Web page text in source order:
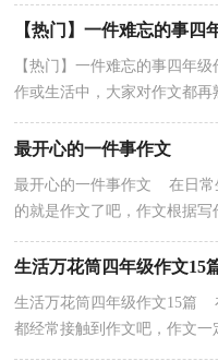
【热门】一件难忘的事四
【热门】一件难忘的事四年
作或生活中，大家对作文都
中，围绕同一主题作深入阐
最开心的一件事作文
最开心的一件事作文 在日常
的就是作文了吧，作文根据
生活万花筒四年级作文15
生活万花筒四年级作文15篇
都经常接触到作文吧，作文
入阐述，切忌东拉西扯，主